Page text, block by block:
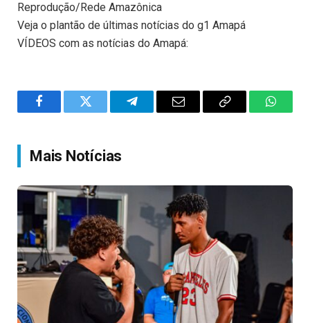
Reprodução/Rede Amazônica
Veja o plantão de últimas notícias do g1 Amapá
VÍDEOS com as notícias do Amapá:
FacebookTwitter TelegramEmail
Copy
Mais Notícias